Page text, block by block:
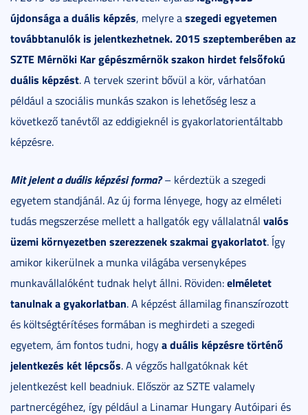
újdonsága a duális képzés, melyre aszegedi egyetemen
továbbtanulók is jelentkezhetnek. 2015 szeptemberében az
SZTE Mérnöki Kar gépészmérnök szakon hirdet felsőfokú
duális képzést. A tervek szerint bővül a kör, várhatóan
például a szociális munkás szakon is lehetőség lesz a
következő tanévtől az eddigieknél is gyakorlatorientáltabb
képzésre.
Mit jelent a duális képzési forma?– kérdeztük a szegedi
egyetem standjánál. Az új forma lényege, hogy az elméleti
tudás megszerzése mellett a hallgatók egy vállalatnál valós
üzemi környezetben szerezzenek szakmai gyakorlatot. Így
amikor kikerülnek a munka világába versenyképes
munkavállalóként tudnak helyt állni. Röviden:elméletet
tanulnak a gyakorlatban. A képzést államilag finanszírozott
és költségtérítéses formában is meghirdeti a szegedi
egyetem, ám fontos tudni, hogya duális képzésre történő
jelentkezés két lépcsős. A végzős hallgatóknak két
jelentkezést kell beadniuk. Először az SZTE valamely
partnercégéhez, így például a Linamar Hungary Autóipari és